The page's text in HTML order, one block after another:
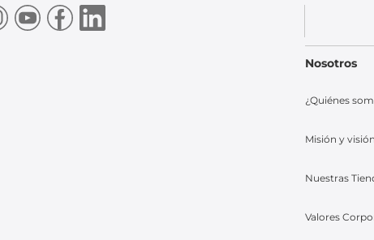
Nosotros
¿Quiénes
Misión y visión
Nuestras
Valores